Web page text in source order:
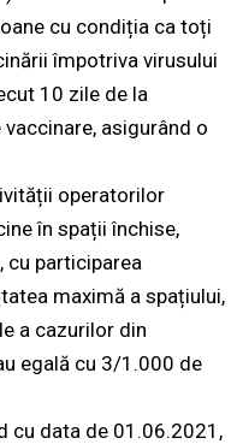
cu condiția ca toți
împotriva virusului
10 zile de la
asigurând o
operatorilor
în spații închise,
cu participarea
maximă a spațiului,
a cazurilor din
egală cu 3/1.000 de
cu data de 01.06.2021,